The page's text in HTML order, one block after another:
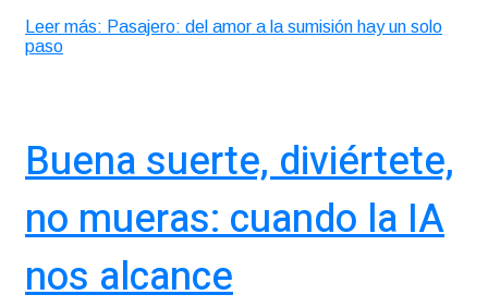
Leer más: Pasajero: del amor a la sumisión hay un solo
paso
Buena suerte, diviértete,
no mueras: cuando la IA
nos alcance